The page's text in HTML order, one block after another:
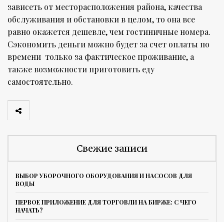
зависеть от месторасположения района, качества
обслуживания и обстановки в целом, то она все
равно окажется дешевле, чем гостиничные номера.
Сэкономить деньги можно будет за счет оплаты по
времени только за фактическое проживание, а
также возможности приготовить еду
самостоятельно.
Свежие записи
ВЫБОР УБОРОЧНОГО ОБОРУДОВАНИЯ И НАСОСОВ ДЛЯ
ВОДЫ
ПЕРВОЕ ПРИЛОЖЕНИЕ ДЛЯ ТОРГОВЛИ НА БИРЖЕ: С ЧЕГО
НАЧАТЬ?